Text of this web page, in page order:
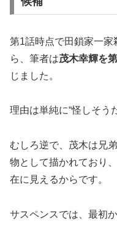
第1話時点で田鎖家一
ら、筆者は茂木幸輝を
じました。
理由は単純に“怪しそう
むしろ逆で、茂木は兄
物として描かれており
在に見えるからです。
サスペンスでは、最初